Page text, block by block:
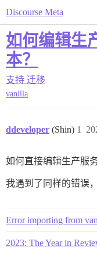
Discourse Meta
如何编辑生
本？
支持 迁移
vanilla
ddeveloper (Shin) 1
如何直接编辑生产服
我遇到了同样的错误
Error importing from
2023: The Year in